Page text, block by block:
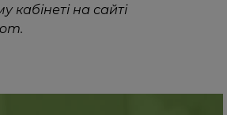
кабінеті на сайті